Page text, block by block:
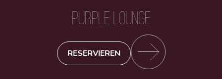
PURPLE LOUNGE
RESERVIEREN